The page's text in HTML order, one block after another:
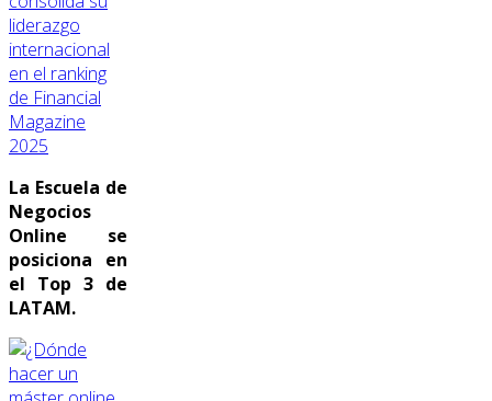
liderazgo
internacional
en el ranking
de Financial
Magazine
2025
La Escuela de
Negocios
Online se
posiciona en
el Top 3 de
LATAM.